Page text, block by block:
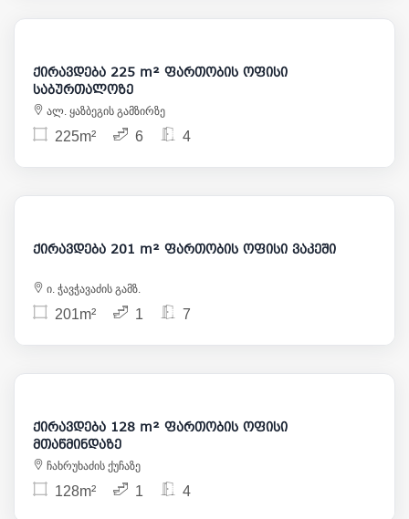
2 500
ქირავდება 225 m² ფართობის ოფისი
საბურთალოზე
ალ. ყაზბეგის გამზირზე
225m² 6 4
2 500
ქირავდება 201 m² ფართობის ოფისი ვაკეში
ი. ჭავჭავაძის გამზ.
201m² 1 7
1 500
ქირავდება 128 m² ფართობის ოფისი
მთაწმინდაზე
ჩახრუხაძის ქუჩაზე
128m² 1 4